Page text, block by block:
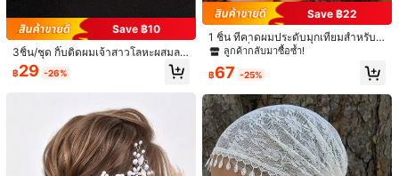
anditwassoprettyandclassy
มีประโยชน์(2)
R***a สี: สีเงิน / ไซส์: ไซส์เดียว
price,looks notcheap,notbadfor
price,thanks
มีประโยชน์(0)
Save ฿10
3ชิ้น/ชุด กิ๊บติดผมเจ้าสาวโลหะผสมลา
ยใบไม้และไข่มุกทำมือสุดหรู สำหรับงา
นแต่งงาน,เทศกาล,ปาร์ตี้
฿29 -26%
Save ฿22
1 ชิ้น ที่คาดผมประดับมุกเทียมสำหรับผู้
หญิง, เครื่องประดับผมเจ้าสาว, เทียร่า,
เครื่องประดับสำหรับวันวาเลนไทน์, เครื่
องประดับผมสำหรับงานแต่งงาน
ลูกค้ากลับมาซื้อซ้ำ!
฿67 -25%